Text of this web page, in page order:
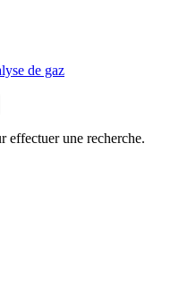
de gaz
effectuer une recherche.